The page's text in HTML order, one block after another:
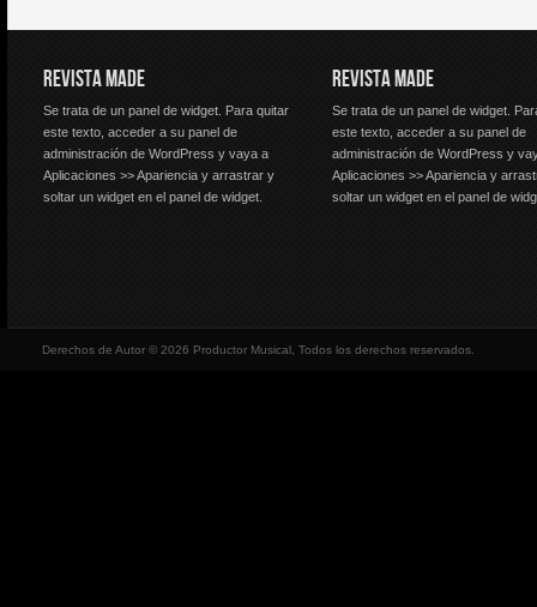
REVISTA MADE
Se trata de un panel de widget. Para quitar
este texto, acceder a su panel de
administración de WordPress y vaya a
Aplicaciones >> Apariencia y arrastrar y
soltar un widget en el panel de widget.
REVISTA MADE
Se trata de un panel de widget.
este texto, acceder a su panel de
administración de WordPress y
Aplicaciones >> Apariencia y
soltar un widget en el panel de
Derechos de Autor © 2026 Productor Musical, Todos los derechos reservados.